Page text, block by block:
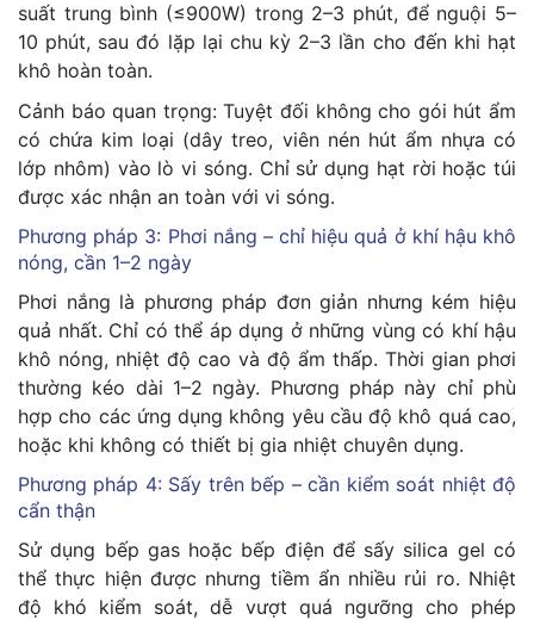
suất trung bình (≤900W) trong 2–3 phút, để nguội 5–
10 phút, sau đó lặp lại chu kỳ 2–3 lần cho đến khi hạt
khô hoàn toàn.
Cảnh báo quan trọng: Tuyệt đối không cho gói hút ẩm
có chứa kim loại (dây treo, viên nén hút ẩm nhựa có
lớp nhôm) vào lò vi sóng. Chỉ sử dụng hạt rời hoặc túi
được xác nhận an toàn với vi sóng.
Phương pháp 3: Phơi nắng – chỉ hiệu quả ở khí hậu khô
nóng, cần 1–2 ngày
Phơi nắng là phương pháp đơn giản nhưng kém hiệu
quả nhất. Chỉ có thể áp dụng ở những vùng có khí hậu
khô nóng, nhiệt độ cao và độ ẩm thấp. Thời gian phơi
thường kéo dài 1–2 ngày. Phương pháp này chỉ phù
hợp cho các ứng dụng không yêu cầu độ khô quá cao,
hoặc khi không có thiết bị gia nhiệt chuyên dụng.
Phương pháp 4: Sấy trên bếp – cần kiểm soát nhiệt độ
cẩn thận
Sử dụng bếp gas hoặc bếp điện để sấy silica gel có
thể thực hiện được nhưng tiềm ẩn nhiều rủi ro. Nhiệt
độ khó kiểm soát, dễ vượt quá ngưỡng cho phép